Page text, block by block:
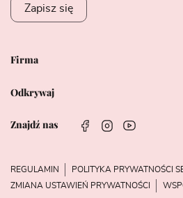
Firma
Odkrywaj
Znajdź nas
Zapisz się
REGULAMIN
POLITYKA PRYWATNOŚCI
ZMIANA USTAWIEŃ PRYWATNOŚCI